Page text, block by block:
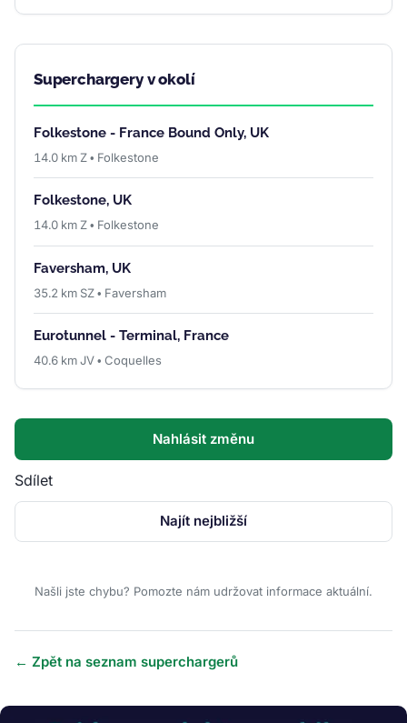
Superchargery v okolí
Folkestone - France Bound Only, UK
14.0 km Z • Folkestone
Folkestone, UK
14.0 km Z • Folkestone
Faversham, UK
35.2 km SZ • Faversham
Eurotunnel - Terminal, France
40.6 km JV • Coquelles
Nahlásit změnu
Sdílet
Najít nejbližší
Našli jste chybu? Pomozte nám udržovat informace aktuální.
← Zpět na seznam superchargerů
Obrázek